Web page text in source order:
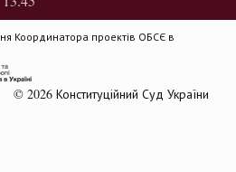
Координатора проектів ОБСЄ в
© 2026 Конституційний Суд України